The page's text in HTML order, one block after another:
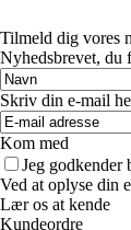
Tilmeld dig vores
Nyhedsbrevet, du
Skriv din e-mail
Kom med
Jeg godkender
Ved at oplyse din
Lær os at kende
Kundeordre